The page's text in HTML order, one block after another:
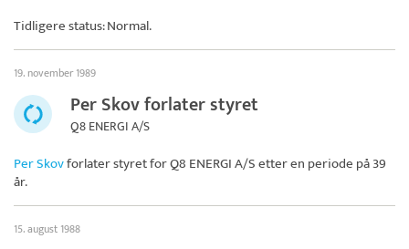
Tidligere status: Normal.
19. november 1989
Per Skov forlater styret
Q8 ENERGI A/S
Per Skovforlater styret forQ8 ENERGI A/Setter en periode på 39
år.
15. august 1988